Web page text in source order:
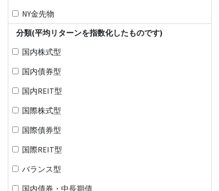
NY金先物
分類(平均リターンを指数化したものです)
国内株式型
国内債券型
国内REIT型
国際株式型
国際債券型
国際REIT型
バランス型
国内債券・中長期債